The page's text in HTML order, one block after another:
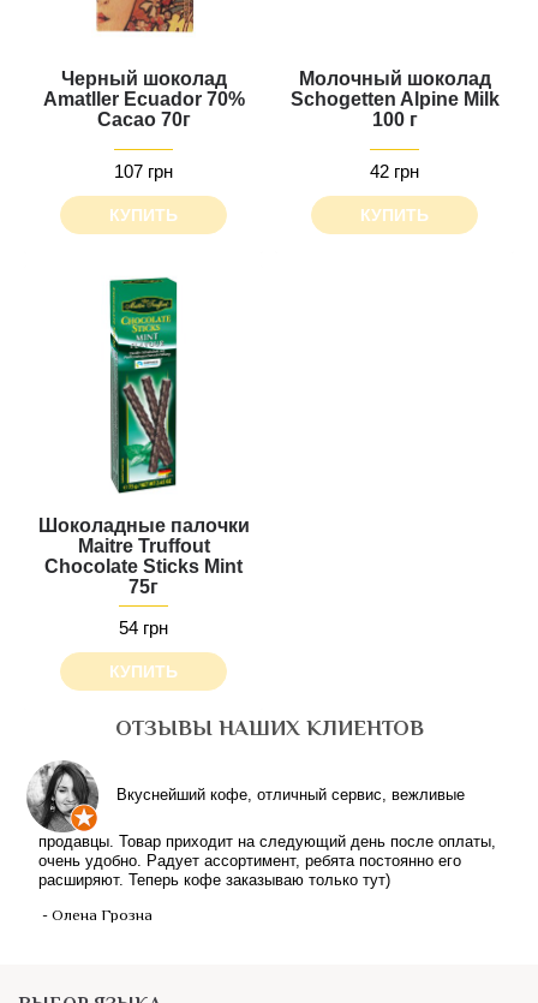
Черный шоколад
Amatller Ecuador 70%
Cacao 70г
107 грн
КУПИТЬ
Молочный шоколад
Schogetten Alpine Milk
100 г
42 грн
КУПИТЬ
Шоколадные палочки
Maitre Truffout
Chocolate Sticks Mint
75г
54 грн
КУПИТЬ
ОТЗЫВЫ НАШИХ КЛИЕНТОВ
Вкуснейший кофе, отличный сервис, вежливые
продавцы. Товар приходит на следующий день после оплаты,
очень удобно. Радует ассортимент, ребята постоянно его
расширяют. Теперь кофе заказываю только тут)
- Олена Грозна